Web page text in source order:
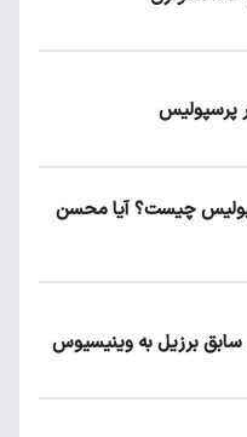
پرسپولیس
چیست؟ آیا محسن
برزیل به وینیسیوس